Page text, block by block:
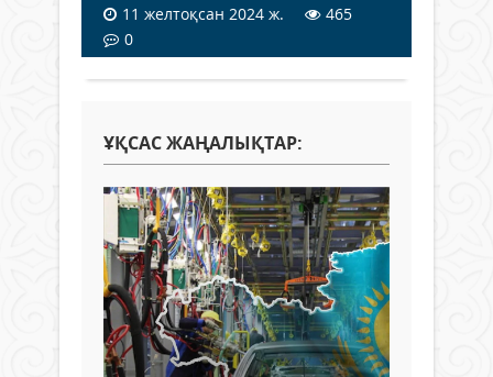
11 желтоқсан 2024 ж.
465
0
ҰҚСАС ЖАҢАЛЫҚТАР: